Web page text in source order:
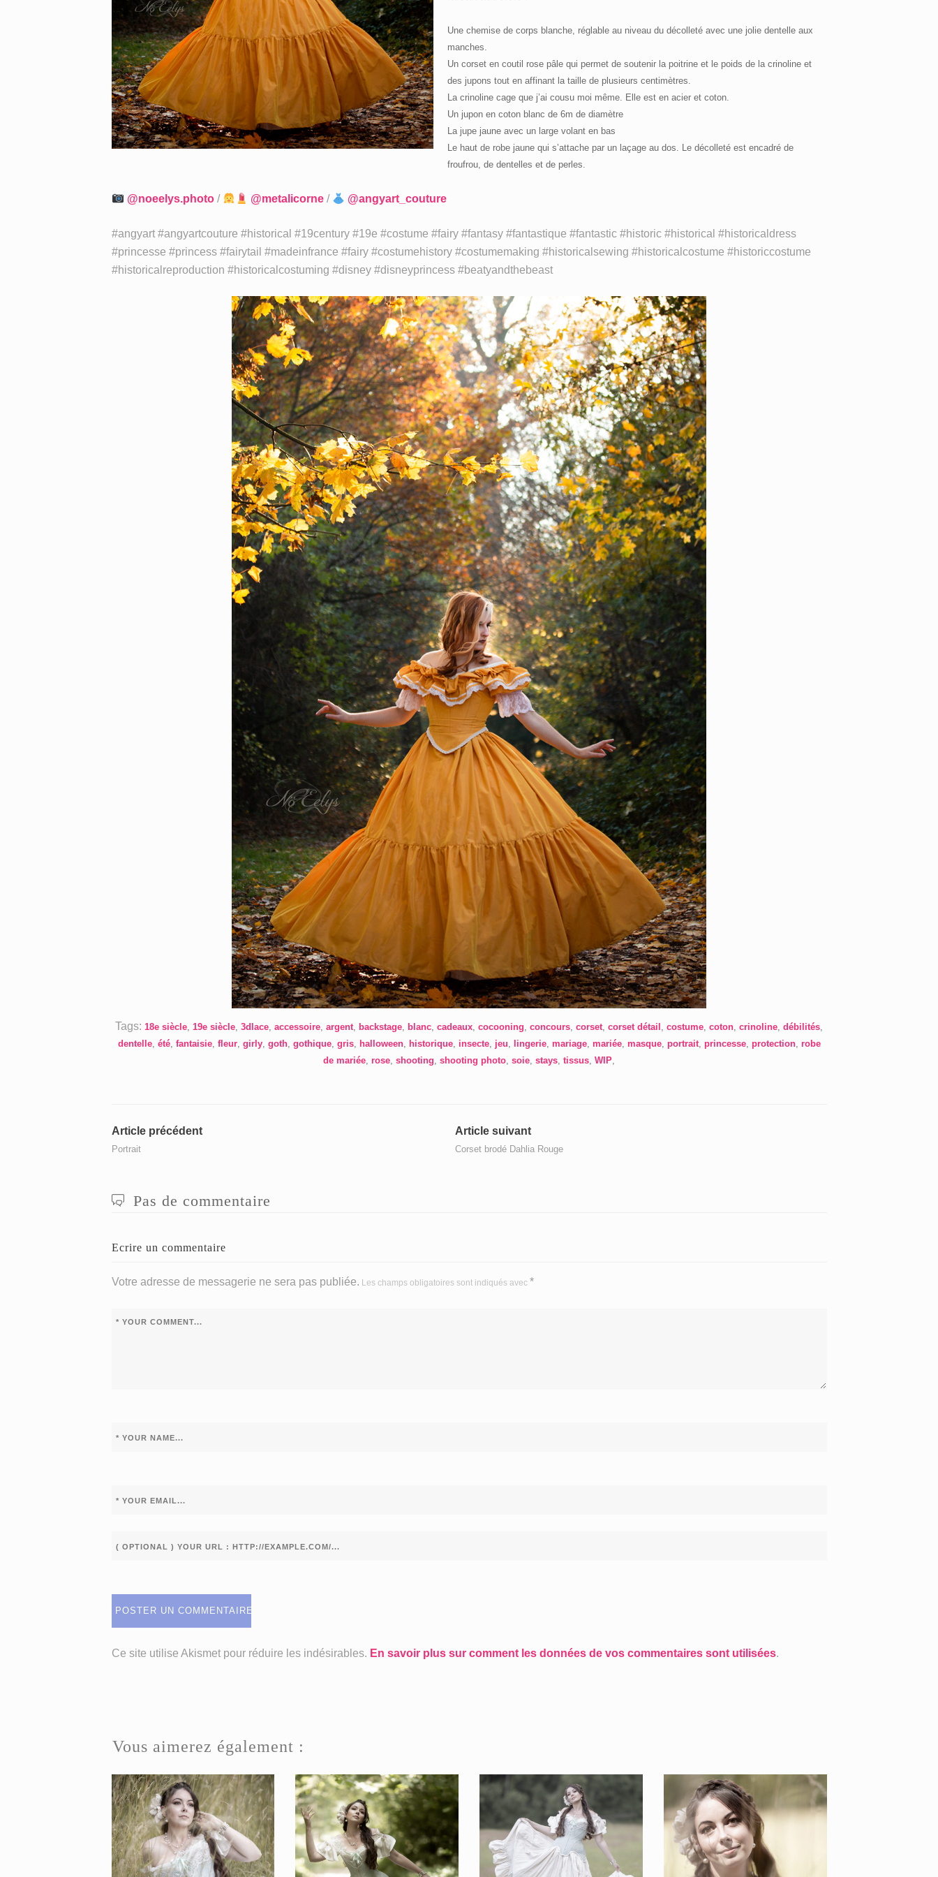
Une chemise de corps blanche, réglable au niveau du décolleté avec une jolie dentelle aux
manches.
Un corset en coutil rose pâle qui permet de soutenir la poitrine et le poids de la crinoline et
des jupons tout en affinant la taille de plusieurs centimètres.
La crinoline cage que j’ai cousu moi même. Elle est en acier et coton.
Un jupon en coton blanc de 6m de diamètre
La jupe jaune avec un large volant en bas
Le haut de robe jaune qui s’attache par un laçage au dos. Le décolleté est encadré de
froufrou, de dentelles et de perles.
@noeelys.photo/ @metalicorne / @angyart_couture
#angyart #angyartcouture #historical #19century #19e #costume #fairy⁣ #fantasy #fantastique #fantastic #historic #historical #historicaldress
#princesse #princess #fairytail #madeinfrance #fairy #costumehistory #costumemaking #historicalsewing #historicalcostume #historiccostume
#historicalreproduction #historicalcostuming #disney #disneyprincess #beatyandthebeast
Tags: 18e siècle, 19e siècle, 3dlace, accessoire, argent, backstage, blanc, cadeaux, cocooning, concours, corset, corset détail , costume, coton, crinoline, débilités,
dentelle, été, fantaisie, fleur, girly, goth, gothique, gris, halloween, historique, insecte, jeu, lingerie, mariage, mariée, masque, portrait, princesse, protection, robe
de mariée, rose, shooting, shooting photo, soie, stays, tissus, WIP,
Navigation
de
Article précédentArticle
Portrait
Article suivantArticle
suivant
Corset brodé Dahlia Rouge
Pas de commentaire
Ecrire un commentaire
Votre adresse de messagerie ne sera pas publiée. Les champs obligatoires sont indiqués avec *
Ce site utilise Akismet pour réduire les indésirables. En savoir plus sur comment les données de vos commentaires sont utilisées.
Vous aimerez également :